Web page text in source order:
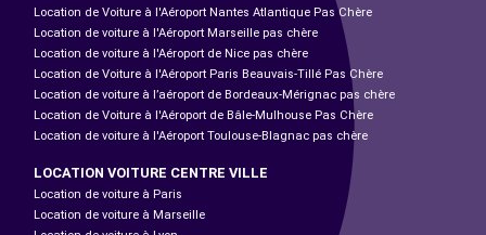
Location de Voiture à l'Aéroport Nantes Atlantique Pas Chère
Location de voiture à l'Aéroport Marseille pas chère
Location de voiture à l'Aéroport de Nice pas chère
Location de Voiture à l'Aéroport Paris Beauvais-Tillé Pas Chère
Location de voiture à l’aéroport de Bordeaux-Mérignac pas chère
Location de Voiture à l'Aéroport de Bâle-Mulhouse Pas Chère
Location de voiture à l'Aéroport Toulouse-Blagnac pas chère
LOCATION VOITURE CENTRE VILLE
Location de voiture à Paris
Location de voiture à Marseille